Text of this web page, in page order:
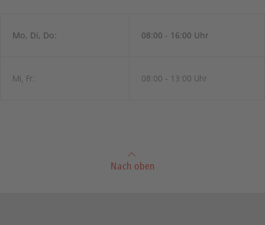
Mo, Di, Do: 08:00 - 16:00 Uhr
Mi, Fr: 08:00 - 13:00 Uhr
Nach oben